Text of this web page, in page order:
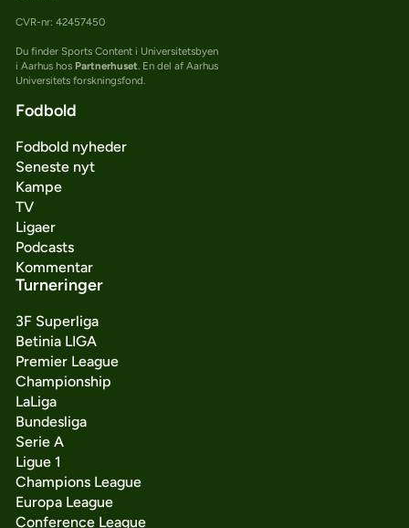
CVR-nr: 42457450
Du finder Sports Content i Universitetsbyen
i Aarhus hos Partnerhuset . En del af Aarhus
Universitets forskningsfond.
Fodbold
Fodbold nyheder
Seneste nyt
Kampe
TV
Ligaer
Podcasts
Kommentar
Turneringer
3F Superliga
Betinia LIGA
Premier League
Championship
LaLiga
Bundesliga
Serie A
Ligue 1
Champions League
Europa League
Conference League